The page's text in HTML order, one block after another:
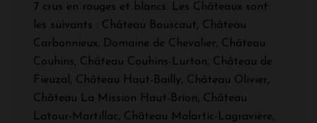
7 crus en rouges et blancs. Les Châteaux sont
les suivants : Château Bouscaut, Château
Carbonnieux, Domaine de Chevalier, Château
Couhins, Château Couhins-Lurton, Château de
Fieuzal, Château Haut-Bailly, Château Olivier,
Château La Mission Haut-Brion, Château
Latour-Martillac, Château Malartic-Lagravière,